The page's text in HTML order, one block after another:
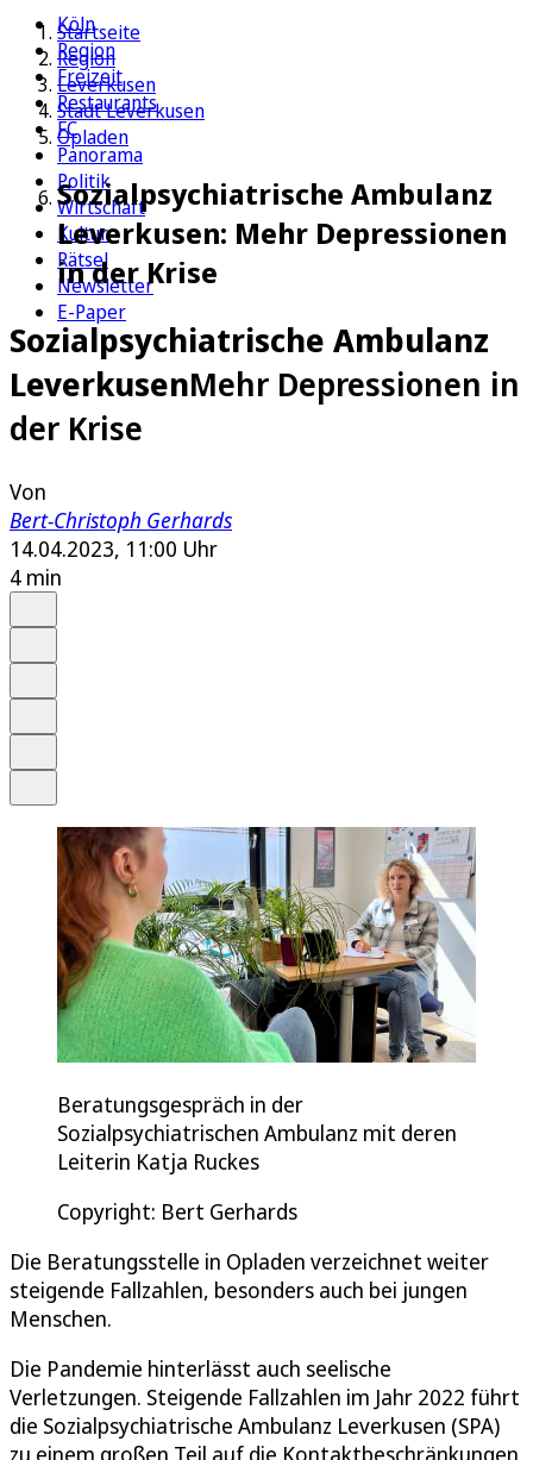
Köln
Region
Freizeit
Restaurants
FC
Panorama
Politik
Wirtschaft
Kultur
Rätsel
Newsletter
E-Paper
Startseite
Region
Leverkusen
Stadt Leverkusen
Opladen
Sozialpsychiatrische Ambulanz
Leverkusen: Mehr Depressionen
in der Krise
Sozialpsychiatrische Ambulanz
LeverkusenMehr Depressionen in
der Krise
Von
Bert-Christoph Gerhards
14.04.2023, 11:00 Uhr
4 min
Beratungsgespräch in der
Sozialpsychiatrischen Ambulanz mit deren
Leiterin Katja Ruckes
Copyright: Bert Gerhards
Die Beratungsstelle in Opladen verzeichnet weiter
steigende Fallzahlen, besonders auch bei jungen
Menschen.
Die Pandemie hinterlässt auch seelische
Verletzungen. Steigende Fallzahlen im Jahr 2022 führt
die Sozialpsychiatrische Ambulanz Leverkusen (SPA)
zu einem großen Teil auf die Kontaktbeschränkungen